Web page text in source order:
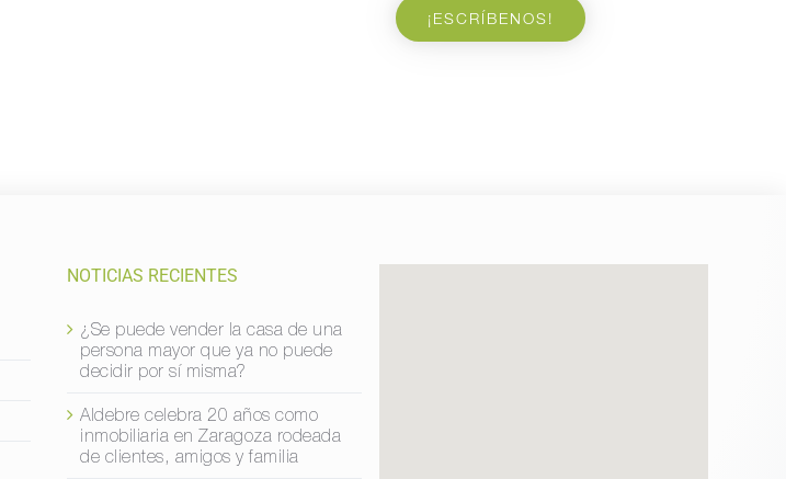
¡ESCRÍBENOS!
NOTICIAS RECIENTES
¿Se puede vender la casa de una
persona mayor que ya no puede
decidir por sí misma?
Aldebre celebra 20 años como
inmobiliaria en Zaragoza rodeada
de clientes, amigos y familia